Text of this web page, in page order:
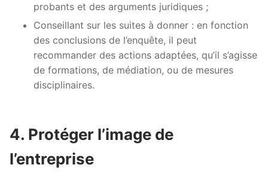
probants et des arguments juridiques ;
Conseillant sur les suites à donner : en fonction
des conclusions de l’enquête, il peut
recommander des actions adaptées, qu’il s’agisse
de formations, de médiation, ou de mesures
disciplinaires.
4. Protéger l’image de
l’entreprise